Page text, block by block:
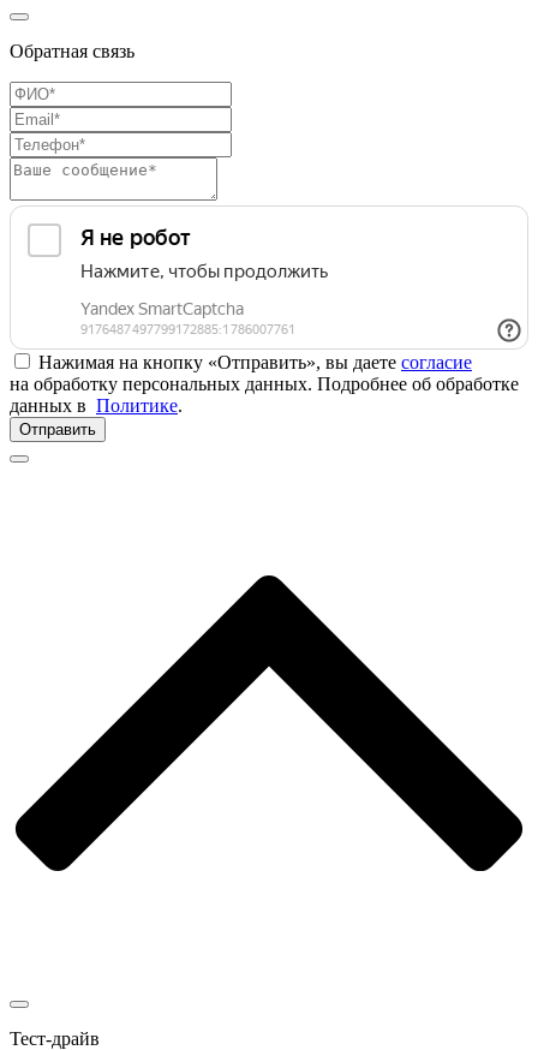
Обратная связь
Нажимая на кнопку «Отправить», вы даете согласие
на обработку персональных данных. Подробнее об обработке
данных в Политике.
Отправить
Тест-драйв